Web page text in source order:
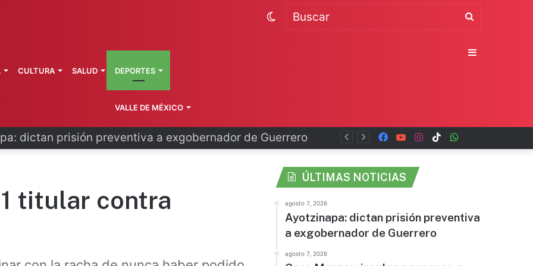
disculpa tras polémico plan de FIFA TikTok
Instagram
YouTube
Facebook
CULTURA SALUD DEPORTES
VALLE DE MÉXICO
Buscar
Switch
Sidebar
titular contra
ÚLTIMAS NOTICIAS
agosto 7, 2026
Ayotzinapa: dictan prisión preventiva
a exgobernador de Guerrero
agosto 7, 2026